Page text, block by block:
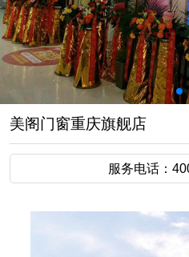
美阁门窗重庆旗舰店
服务电话：